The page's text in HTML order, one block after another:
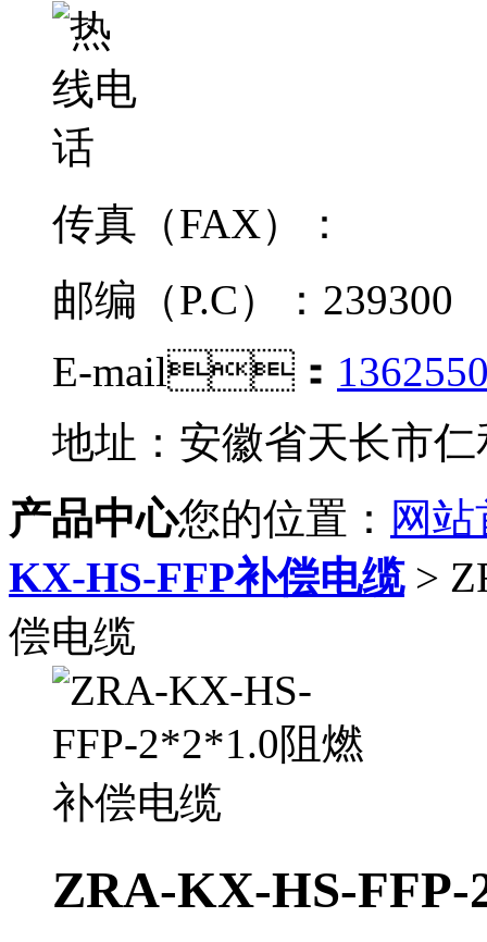
传真（FAX）：
邮编（P.C）：239300
E-mail：
地址：安徽省天长市
产品中心您的位置： 网
KX-HS-FFP补偿电缆>
偿电缆
ZRA-KX-HS-FFP-